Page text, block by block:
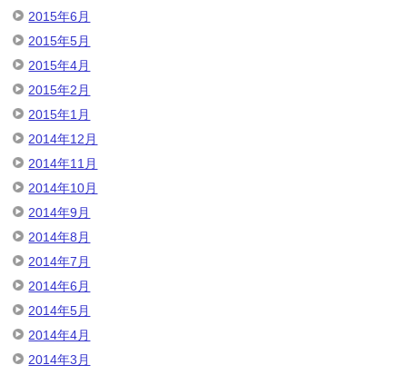
2015年6月
2015年5月
2015年4月
2015年2月
2015年1月
2014年12月
2014年11月
2014年10月
2014年9月
2014年8月
2014年7月
2014年6月
2014年5月
2014年4月
2014年3月